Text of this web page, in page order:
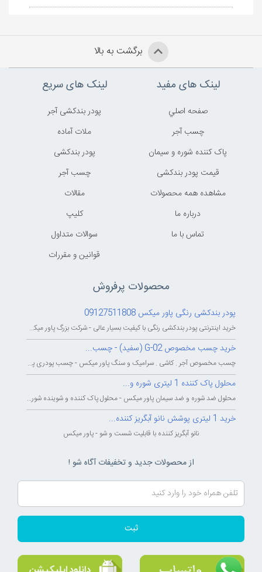
برگشت به بالا
لینک های مفید
صفحه اصلي
چسب آجر
پاک کننده شوره و سیمان
قیمت پودر بندکشی
مشاهده همه محصولات
درباره ما
تماس با ما
لینک های سریع
پودر بندکشی آجر
ملات آماده
پودر بندکشی
چسب آجر
مقالات
کليپ
سوالات متداول
قوانين و مقررات
محصولات پرفروش
پودر بندکشی رنگی پاور میکس 09127511808
خرید اینترنتی پودر بندکشی رنگی با کیفیت بسیار عالی - شرکت بزرگ پاور میکس...
خرید چسب مخصوص G-02 (سفید) - چسب...
چسب مخصوص آجر . کاشی . سرامیک و سنگ پاور میکس - چسب پودری پاورمیکس - چسب...
محلول پاک کننده 1 لیتری شوره و...
محلول ضد شوره و ضد سیمان پاور میکس - محلول پاک کننده و شوینده شوره و سیمان...
خرید 1 لیتری پوشش نانو آبگریز کننده...
نانو آبگریز کننده با قابلیت شست و شو - پاور میکس
از محصولات جدید و تخفیفات آگاه شو !
ثبت